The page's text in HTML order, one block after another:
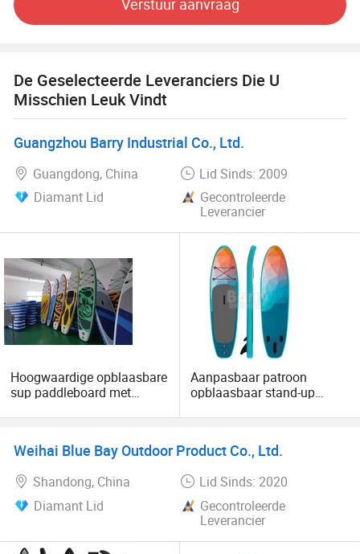
bereiken.
magazijn in de VS, het VK, DE. Klanten online of offline
kunnen allebei de verzending van ons afzetten. En als u
ons uw verkoopcapaciteit laat zien, kunt u ons vragen om
opblaasbare ijsbad.
Verstuur aanvraag
De Geselecteerde Leveranciers Die U
Misschien Leuk Vindt
Guangzhou Barry Industrial Co., Ltd.
Guangdong, China
Lid Sinds: 2009
Diamant Lid
Gecontroleerde
Leverancier
Hoogwaardige opblaasbare
sup paddleboard met
Aanpasbaar patroon
opblaasbaar stand-up
elektrische pomp
Weihai Blue Bay Outdoor Product Co., Ltd.
Shandong, China
Lid Sinds: 2020
Diamant Lid
Gecontroleerde
Leverancier